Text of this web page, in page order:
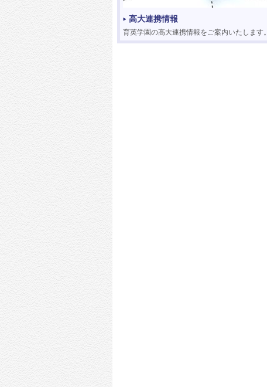
高大連携情報
育英学園の高大連携情報をご案内いたします。